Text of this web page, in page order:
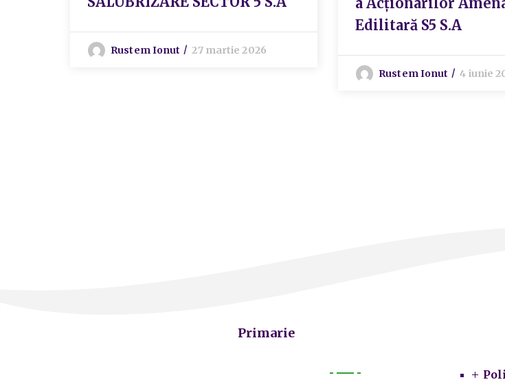
Rustem Ionut 27 martie 2026
Edilitară S5 S.A
Rustem Ionut 4 iunie
Primarie